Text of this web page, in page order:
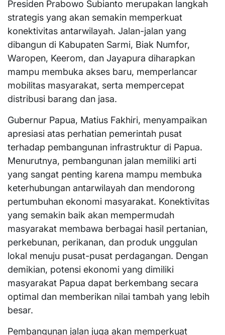
Presiden Prabowo Subianto merupakan langkah
strategis yang akan semakin memperkuat
konektivitas antarwilayah. Jalan-jalan yang
dibangun di Kabupaten Sarmi, Biak Numfor,
Waropen, Keerom, dan Jayapura diharapkan
mampu membuka akses baru, memperlancar
mobilitas masyarakat, serta mempercepat
distribusi barang dan jasa.
Gubernur Papua, Matius Fakhiri, menyampaikan
apresiasi atas perhatian pemerintah pusat
terhadap pembangunan infrastruktur di Papua.
Menurutnya, pembangunan jalan memiliki arti
yang sangat penting karena mampu membuka
keterhubungan antarwilayah dan mendorong
pertumbuhan ekonomi masyarakat. Konektivitas
yang semakin baik akan mempermudah
masyarakat membawa berbagai hasil pertanian,
perkebunan, perikanan, dan produk unggulan
lokal menuju pusat-pusat perdagangan. Dengan
demikian, potensi ekonomi yang dimiliki
masyarakat Papua dapat berkembang secara
optimal dan memberikan nilai tambah yang lebih
besar.
Pembangunan jalan juga akan memperkuat